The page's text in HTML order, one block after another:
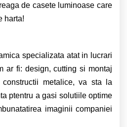
de casete luminoase care
harta!
specializata atat in lucrari
ar fi: design, cutting si montaj
metalice, va sta la
ptentru a gasi solutiile optime
imaginii companiei